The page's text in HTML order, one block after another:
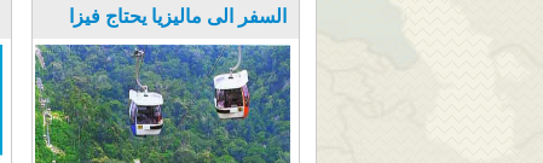
السفر الى ماليزيا يحتاج فيزا